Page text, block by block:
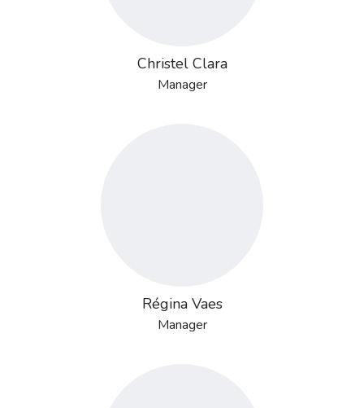
Christel Clara
Manager
Régina Vaes
Manager